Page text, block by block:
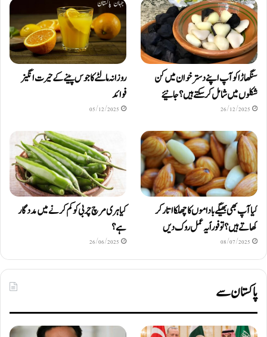
سنگھاڑا کو آپ اپنے دستر خوان میں کن
شکلوں میں شامل کرسکتے ہیں ؟ جانیئے
26/12/2025
روزانہ مالٹے کا جوس پینے کے حیرت انگیز
فوائد
05/12/2025
کیا آپ بھی بھیگے باداموں کا چھلکا اتار کر
کھاتے ہیں؟ تو فوراً یہ عمل روک دیں
08/07/2025
کیا ہری مرچ چربی کو کم کرنے میں مددگار
ہے؟
26/06/2025
پاکستان سے